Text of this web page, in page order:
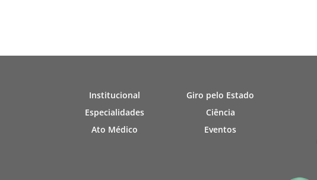
Institucional
Especialidades
Ato Médico
Giro pelo Estado
Ciência
Eventos